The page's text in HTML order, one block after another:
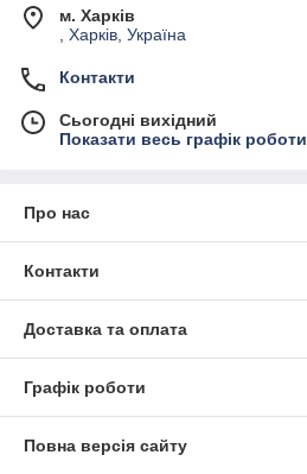
м. Харків
, Харків, Україна
Контакти
Сьогодні вихідний
Показати весь графік роботи
Про нас
Контакти
Доставка та оплата
Графік роботи
Повна версія сайту